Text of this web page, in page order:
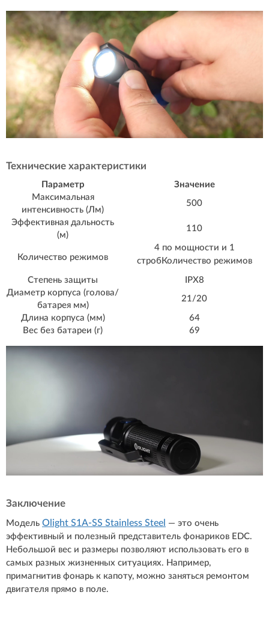
Технические характеристики
Параметр
Значение
Максимальная
интенсивность (Лм)
500
Эффективная дальность
(м)
110
Количество режимов
4 по мощности и 1
стробКоличество режимов
Степень защиты
IPX8
Диаметр корпуса (голова/
батарея мм)
21/20
Длина корпуса (мм)
64
Вес без батареи (г)
69
Заключение
Модель Olight S1A-SS Stainless Steel — это очень
эффективный и полезный представитель фонариков EDC.
Небольшой вес и размеры позволяют использовать его в
самых разных жизненных ситуациях. Например,
примагнитив фонарь к капоту, можно заняться ремонтом
двигателя прямо в поле.